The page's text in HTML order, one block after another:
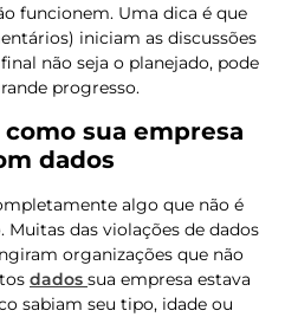
funcionem. Uma dica é que
iniciam as discussões
não seja o planejado, pode
progresso.
sua empresa
dados
algo que não é
das violações de dados
organizações que não
dados sua empresa estava
sabiam seu tipo, idade ou